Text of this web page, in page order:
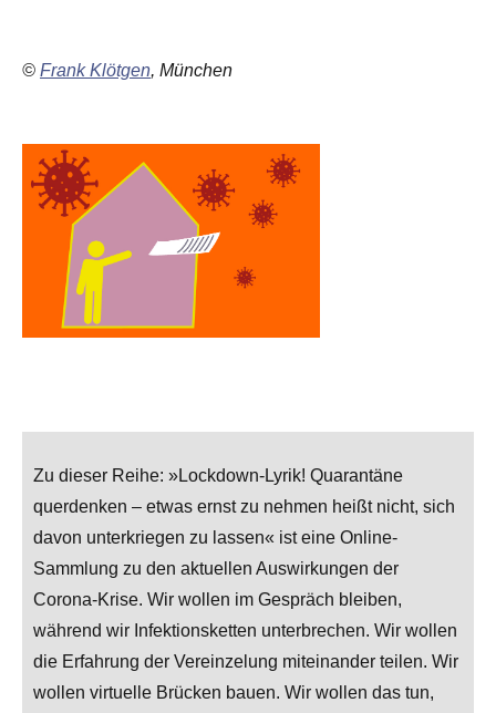
© Frank Klötgen, München
Zu dieser Reihe: »Lockdown-Lyrik! Quarantäne
querdenken – etwas ernst zu nehmen heißt nicht, sich
davon unterkriegen zu lassen« ist eine Online-
Sammlung zu den aktuellen Auswirkungen der
Corona-Krise. Wir wollen im Gespräch bleiben,
während wir Infektionsketten unterbrechen. Wir wollen
die Erfahrung der Vereinzelung miteinander teilen. Wir
wollen virtuelle Brücken bauen. Wir wollen das tun,